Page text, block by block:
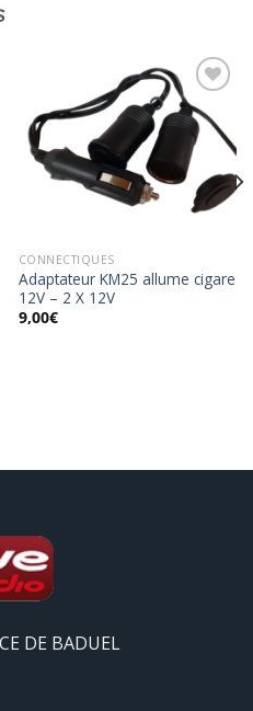
Ajouter
à la
wishlist
CONNECTIQUES
Adaptateur KM25 allume cigare
12V – 2 X 12V
9,00€
DE BADUEL